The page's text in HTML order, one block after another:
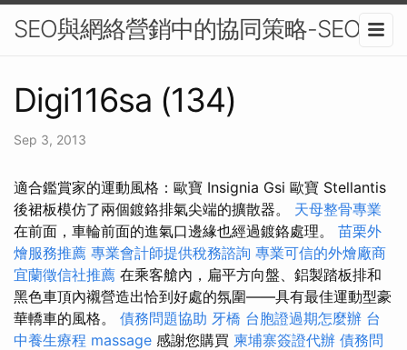
SEO與網絡營銷中的協同策略-SEO
Digi116sa (134)
Sep 3, 2013
適合鑑賞家的運動風格：歐寶 Insignia Gsi 歐寶 Stellantis
後裙板模仿了兩個鍍鉻排氣尖端的擴散器。 天母整骨專業
在前面，車輪前面的進氣口邊緣也經過鍍鉻處理。 苗栗外
燴服務推薦 專業會計師提供稅務諮詢 專業可信的外燴廠商
宜蘭徵信社推薦 在乘客艙內，扁平方向盤、鋁製踏板排和
黑色車頂內襯營造出恰到好處的氛圍——具有最佳運動型豪
華轎車的風格。 債務問題協助 牙橋 台胞證過期怎麼辦 台
中養生療程 massage 感謝您購買 柬埔寨簽證代辦 債務問